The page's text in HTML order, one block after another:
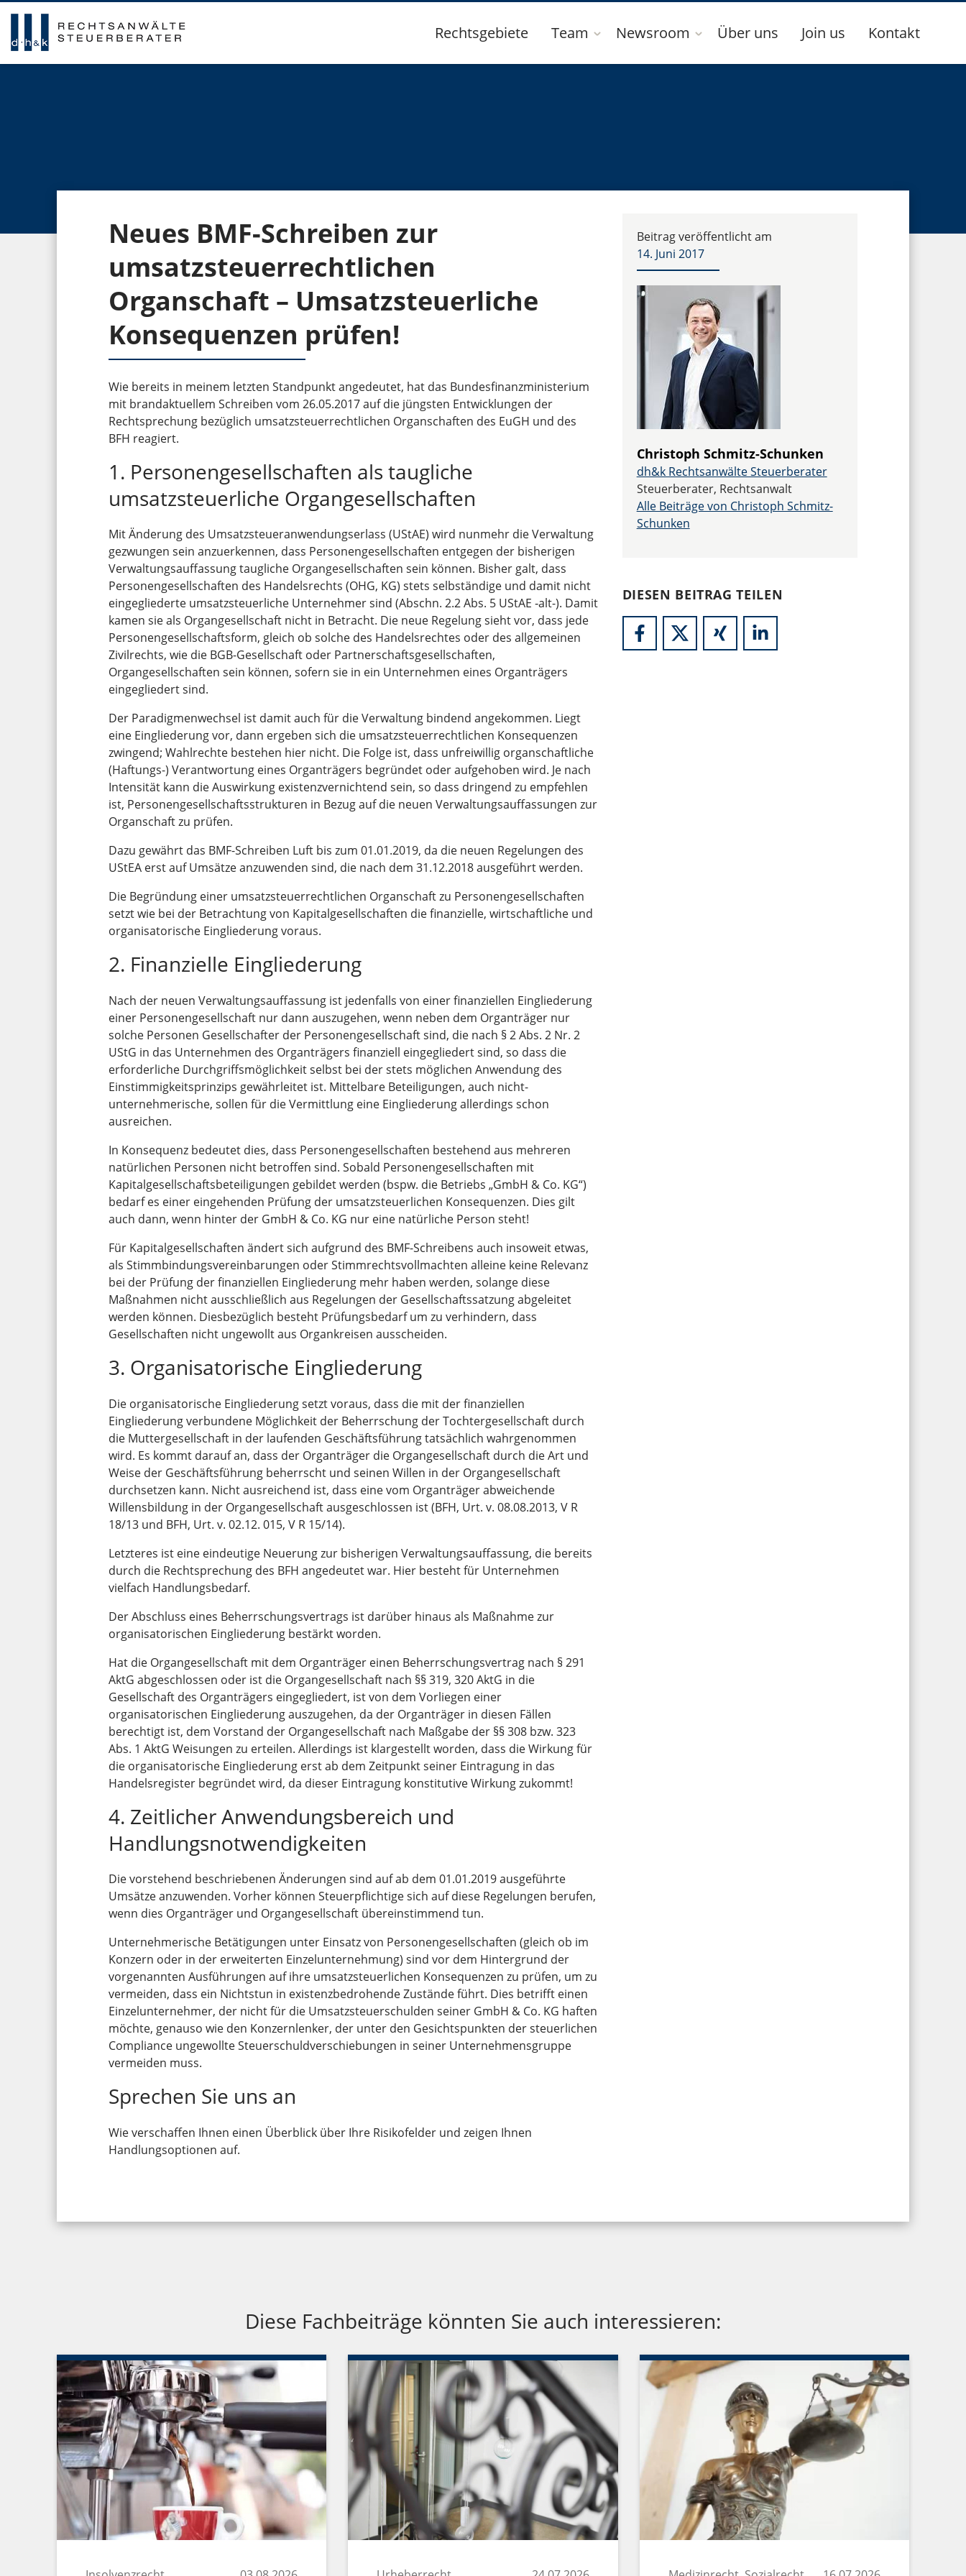
Rechtsgebiete Team Newsroom Über uns Join us Kontakt
Neues BMF-Schreiben zur
umsatzsteuerrechtlichen
Organschaft – Umsatzsteuerliche
Konsequenzen prüfen!
Wie bereits in meinem letzten Standpunkt angedeutet, hat das Bundesfinanzministerium
mit brandaktuellem Schreiben vom 26.05.2017 auf die jüngsten Entwicklungen der
Rechtsprechung bezüglich umsatzsteuerrechtlichen Organschaften des EuGH und des
BFH reagiert.
1. Personengesellschaften als taugliche
umsatzsteuerliche Organgesellschaften
Mit Änderung des Umsatzsteueranwendungserlass (UStAE) wird nunmehr die Verwaltung
gezwungen sein anzuerkennen, dass Personengesellschaften entgegen der bisherigen
Verwaltungsauffassung taugliche Organgesellschaften sein können. Bisher galt, dass
Personengesellschaften des Handelsrechts (OHG, KG) stets selbständige und damit nicht
eingegliederte umsatzsteuerliche Unternehmer sind (Abschn. 2.2 Abs. 5 UStAE ‑alt-). Damit
kamen sie als Organgesellschaft nicht in Betracht. Die neue Regelung sieht vor, dass jede
Personengesellschaftsform, gleich ob solche des Handelsrechtes oder des allgemeinen
Zivilrechts, wie die BGB-Gesellschaft oder Partnerschaftsgesellschaften,
Organgesellschaften sein können, sofern sie in ein Unternehmen eines Organträgers
eingegliedert sind.
Der Paradigmenwechsel ist damit auch für die Verwaltung bindend angekommen. Liegt
eine Eingliederung vor, dann ergeben sich die umsatzsteuerrechtlichen Konsequenzen
zwingend; Wahlrechte bestehen hier nicht. Die Folge ist, dass unfreiwillig organschaftliche
(Haftungs-) Verantwortung eines Organträgers begründet oder aufgehoben wird. Je nach
Intensität kann die Auswirkung existenzvernichtend sein, so dass dringend zu empfehlen
ist, Personengesellschaftsstrukturen in Bezug auf die neuen Verwaltungsauffassungen zur
Organschaft zu prüfen.
Dazu gewährt das BMF-Schreiben Luft bis zum 01.01.2019, da die neuen Regelungen des
UStEA erst auf Umsätze anzuwenden sind, die nach dem 31.12.2018 ausgeführt werden.
Die Begründung einer umsatzsteuerrechtlichen Organschaft zu Personengesellschaften
setzt wie bei der Betrachtung von Kapitalgesellschaften die finanzielle, wirtschaftliche und
organisatorische Eingliederung voraus.
2. Finanzielle Eingliederung
Nach der neuen Verwaltungsauffassung ist jedenfalls von einer finanziellen Eingliederung
einer Personengesellschaft nur dann auszugehen, wenn neben dem Organträger nur
solche Personen Gesellschafter der Personengesellschaft sind, die nach § 2 Abs. 2 Nr. 2
UStG in das Unternehmen des Organträgers finanziell eingegliedert sind, so dass die
erforderliche Durchgriffsmöglichkeit selbst bei der stets möglichen Anwendung des
Einstimmigkeitsprinzips gewährleitet ist. Mittelbare Beteiligungen, auch nicht-
unternehmerische, sollen für die Vermittlung eine Eingliederung allerdings schon
ausreichen.
In Konsequenz bedeutet dies, dass Personengesellschaften bestehend aus mehreren
natürlichen Personen nicht betroffen sind. Sobald Personengesellschaften mit
Kapitalgesellschaftsbeteiligungen gebildet werden (bspw. die Betriebs „GmbH & Co. KG“)
bedarf es einer eingehenden Prüfung der umsatzsteuerlichen Konsequenzen. Dies gilt
auch dann, wenn hinter der GmbH & Co. KG nur eine natürliche Person steht!
Für Kapitalgesellschaften ändert sich aufgrund des BMF-Schreibens auch insoweit etwas,
als Stimmbindungsvereinbarungen oder Stimmrechtsvollmachten alleine keine Relevanz
bei der Prüfung der finanziellen Eingliederung mehr haben werden, solange diese
Maßnahmen nicht ausschließlich aus Regelungen der Gesellschaftssatzung abgeleitet
werden können. Diesbezüglich besteht Prüfungsbedarf um zu verhindern, dass
Gesellschaften nicht ungewollt aus Organkreisen ausscheiden.
3. Organisatorische Eingliederung
Die organisatorische Eingliederung setzt voraus, dass die mit der finanziellen
Eingliederung verbundene Möglichkeit der Beherrschung der Tochtergesellschaft durch
die Muttergesellschaft in der laufenden Geschäftsführung tatsächlich wahrgenommen
wird. Es kommt darauf an, dass der Organträger die Organgesellschaft durch die Art und
Weise der Geschäftsführung beherrscht und seinen Willen in der Organgesellschaft
durchsetzen kann. Nicht ausreichend ist, dass eine vom Organträger abweichende
Willensbildung in der Organgesellschaft ausgeschlossen ist (BFH, Urt. v. 08.08.2013, V R
18/13 und BFH, Urt. v. 02.12. 015, V R 15/14).
Letzteres ist eine eindeutige Neuerung zur bisherigen Verwaltungsauffassung, die bereits
durch die Rechtsprechung des BFH angedeutet war. Hier besteht für Unternehmen
vielfach Handlungsbedarf.
Der Abschluss eines Beherrschungsvertrags ist darüber hinaus als Maßnahme zur
organisatorischen Eingliederung bestärkt worden.
Hat die Organgesellschaft mit dem Organträger einen Beherrschungsvertrag nach § 291
AktG abgeschlossen oder ist die Organgesellschaft nach §§ 319, 320 AktG in die
Gesellschaft des Organträgers eingegliedert, ist von dem Vorliegen einer
organisatorischen Eingliederung auszugehen, da der Organträger in diesen Fällen
berechtigt ist, dem Vorstand der Organgesellschaft nach Maßgabe der §§ 308 bzw. 323
Abs. 1 AktG Weisungen zu erteilen. Allerdings ist klargestellt worden, dass die Wirkung für
die organisatorische Eingliederung erst ab dem Zeitpunkt seiner Eintragung in das
Handelsregister begründet wird, da dieser Eintragung konstitutive Wirkung zukommt!
4. Zeitlicher Anwendungsbereich und
Handlungsnotwendigkeiten
Die vorstehend beschriebenen Änderungen sind auf ab dem 01.01.2019 ausgeführte
Umsätze anzuwenden. Vorher können Steuerpflichtige sich auf diese Regelungen berufen,
wenn dies Organträger und Organgesellschaft übereinstimmend tun.
Unternehmerische Betätigungen unter Einsatz von Personengesellschaften (gleich ob im
Konzern oder in der erweiterten Einzelunternehmung) sind vor dem Hintergrund der
vorgenannten Ausführungen auf ihre umsatzsteuerlichen Konsequenzen zu prüfen, um zu
vermeiden, dass ein Nichtstun in existenzbedrohende Zustände führt. Dies betrifft einen
Einzelunternehmer, der nicht für die Umsatzsteuerschulden seiner GmbH & Co. KG haften
möchte, genauso wie den Konzernlenker, der unter den Gesichtspunkten der steuerlichen
Compliance ungewollte Steuerschuldverschiebungen in seiner Unternehmensgruppe
vermeiden muss.
Sprechen Sie uns an
Wie verschaffen Ihnen einen Überblick über Ihre Risikofelder und zeigen Ihnen
Handlungsoptionen auf.
Beitrag veröffentlicht am
14. Juni 2017
Christoph Schmitz-Schunken
dh&k Rechtsanwälte Steuerberater
Steuerberater, Rechtsanwalt
Alle Beiträge von Christoph Schmitz-
Schunken
DIESEN BEITRAG TEILEN
Diese Fachbeiträge könnten Sie auch interessieren: